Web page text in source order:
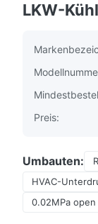
LKW-
Preis:
Umbauten:
HVAC-
0.02MPa